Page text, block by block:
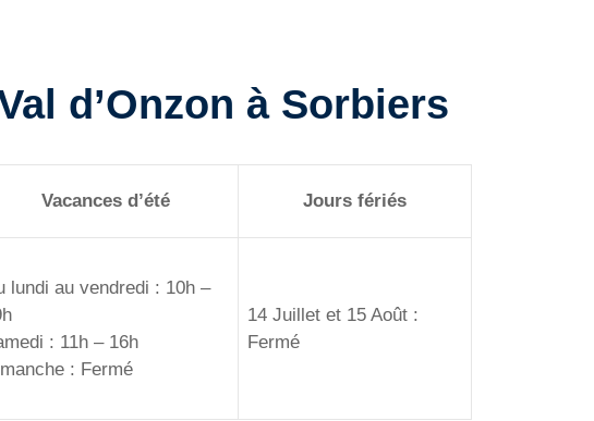
d’Onzon à Sorbiers
Vacances d’été Jours fériés
lundi au vendredi : 10h –
: 11h – 16h
: Fermé
14 Juillet et 15 Août :
Fermé